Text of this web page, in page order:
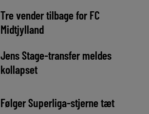
Tre vender tilbage for FC
Midtjylland
Jens Stage-transfer meldes
kollapset
Følger Superliga-stjerne tæt